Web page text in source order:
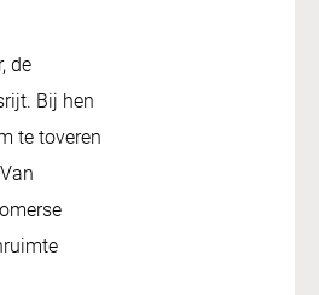
de
Bij hen
te toveren